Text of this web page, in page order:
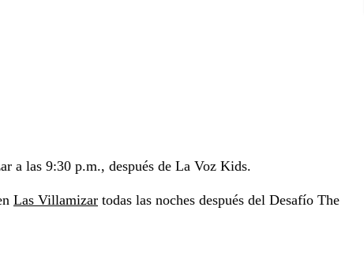
a las 9:30 p.m., después de La Voz Kids.
Las Villamizar todas las noches después del Desafío The